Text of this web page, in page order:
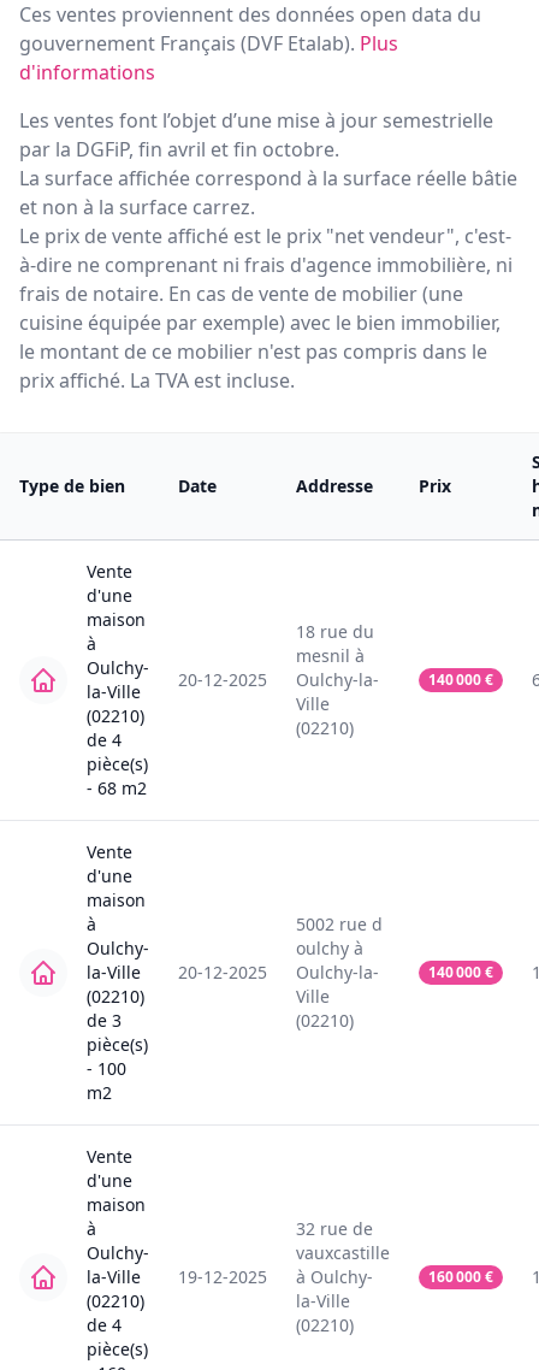
Ces ventes proviennent des données open data du
gouvernement Français (DVF Etalab). Plus
d'informations
Les ventes font l’objet d’une mise à jour semestrielle
par la DGFiP, fin avril et fin octobre.
La surface affichée correspond à la surface réelle bâtie
et non à la surface carrez.
Le prix de vente affiché est le prix "net vendeur", c'est-
à-dire ne comprenant ni frais d'agence immobilière, ni
frais de notaire. En cas de vente de mobilier (une
cuisine équipée par exemple) avec le bien immobilier,
le montant de ce mobilier n'est pas compris dans le
prix affiché. La TVA est incluse.
Type de bien Date Addresse Prix
Vente
d'une
maison
à
Oulchy-
la-Ville
(02210)
de 4
pièce(s)
- 68 m2
20-12-2025
18 rue du
mesnil à
Oulchy-la-
Ville
(02210)
140 000€
Vente
d'une
maison
à
Oulchy-
la-Ville
(02210)
de 3
pièce(s)
- 100
m2
20-12-2025
5002 rue d
oulchy à
Oulchy-la-
Ville
(02210)
140 000€
Vente
d'une
maison
à
Oulchy-
la-Ville
(02210)
de 4
pièce(s)
19-12-2025
32 rue de
vauxcastille
à Oulchy-
la-Ville
(02210)
160 000€